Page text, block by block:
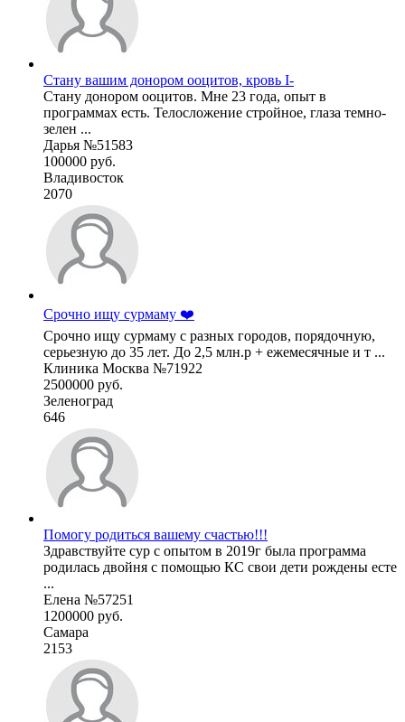
Стану вашим донором ооцитов, кровь I-
Стану донором ооцитов. Мне 23 года, опыт в
программах есть. Телосложение стройное, глаза темно-
зелен ...
Дарья №51583
100000 руб.
Владивосток
2070
Срочно ищу сурмаму ❤️
Срочно ищу сурмаму с разных городов, порядочную,
серьезную до 35 лет. До 2,5 млн.р + ежемесячные и т ...
Клиника Москва №71922
2500000 руб.
Зеленоград
646
Помогу родиться вашему счастью!!!
Здравствуйте сур с опытом в 2019г была программа
родилась двойня с помощью КС свои дети рождены есте
...
Елена №57251
1200000 руб.
Самара
2153